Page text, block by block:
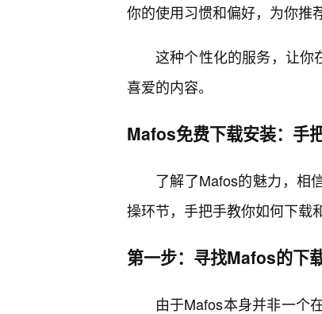
你的使用习惯和偏好，为你推
这种个性化的服务，让你
喜爱的内容。
Mafos免费下载安装：手
了解了Mafos的魅力，相
操环节，手把手教你如何下载
第一步：寻找Mafos的下
由于Mafos本身并非一个